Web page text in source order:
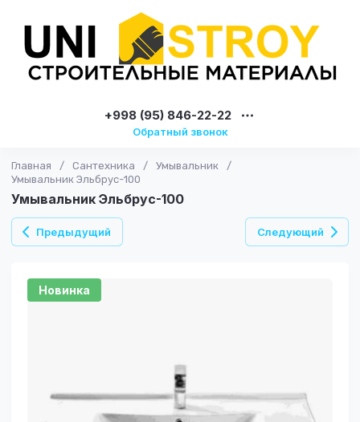
+998 (95) 846-22-22
Обратный звонок
Главная / Сантехника / Умывальник
/
Умывальник Эльбрус-100
Умывальник Эльбрус-100
Предыдущий Следующий
Новинка